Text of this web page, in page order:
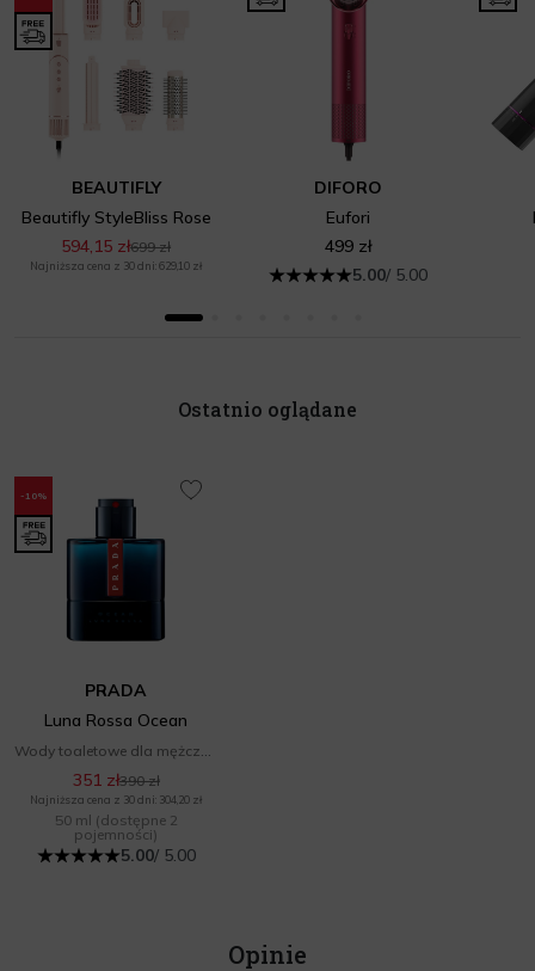
BEAUTIFLY
Beautifly StyleBliss Rose
594,15 zł699 zł
Najniższa cena z 30 dni: 629,10 zł
DIFORO
Eufori
499 zł
5.00/ 5.00
Ostatnio oglądane
-10%
PRADA
Luna Rossa Ocean
351 zł390 zł
Najniższa cena z 30 dni: 304,20 zł
50 ml (dostępne 2
pojemności)
5.00/ 5.00
Opinie